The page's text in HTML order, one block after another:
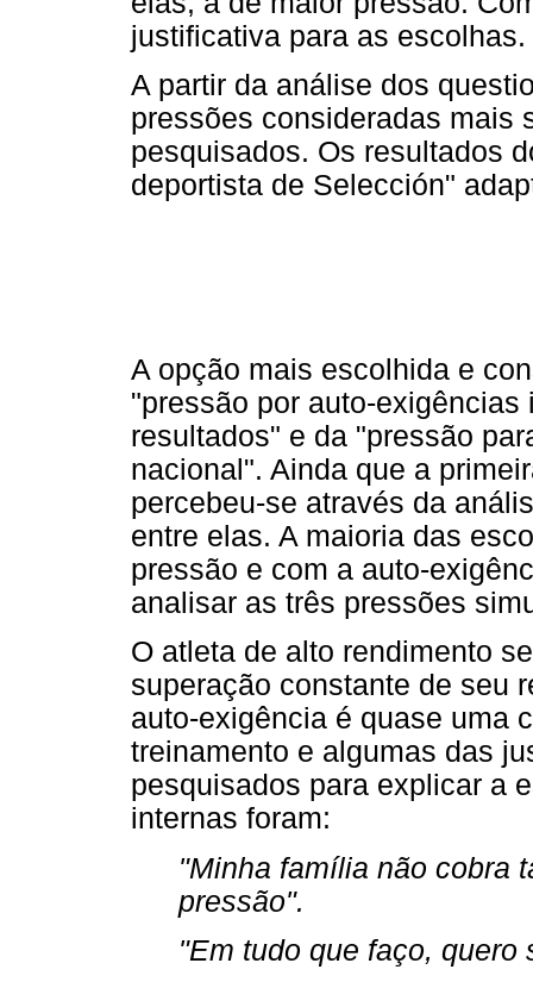
justificativa para as escolhas.
A partir da análise dos
pressões consideradas mais
pesquisados. Os resultados
deportista de Selección"
A opção mais escolhida e
"pressão por auto-
resultados" e da "pressão
nacional". Ainda que a
percebeu-se através da
entre elas. A maioria das
pressão e com a auto-
analisar as três pressões
O atleta de alto rendimento
superação constante de seu
auto-exigência é quase uma
treinamento e algumas das
pesquisados para explicar a
internas foram:
"Minha família não cobra
pressão".
"Em tudo que faço, quero